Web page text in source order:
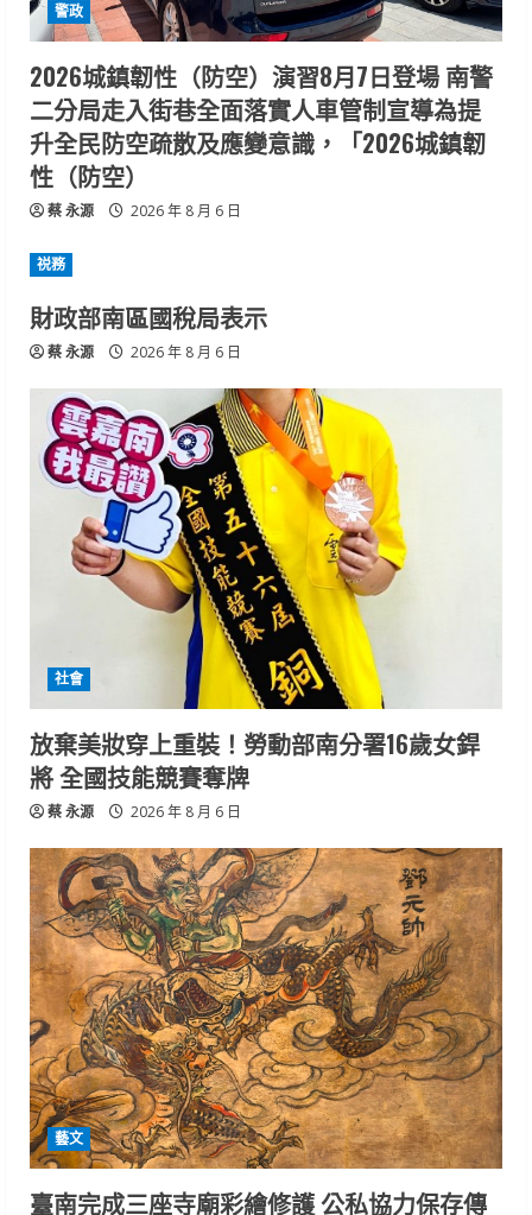
警政
2026城鎮韌性（防空）演習8月7日登場 南警
二分局走入街巷全面落實人車管制宣導為提
升全民防空疏散及應變意識，「2026城鎮韌
性（防空）
蔡 永源 2026 年 8 月 6 日
祱務
財政部南區國稅局表示
蔡 永源 2026 年 8 月 6 日
社會
放棄美妝穿上重裝！勞動部南分署16歲女銲
將 全國技能競賽奪牌
蔡 永源 2026 年 8 月 6 日
藝文
臺南完成三座寺廟彩繪修護 公私協力保存傳